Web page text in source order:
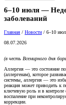
6–10 июля —
заболеваний
Главная / Новости / 6–10
08.07.2026
(в честь Всемирного дня
Аллергия — это состояние
(аллергенам), которое
системы, аллергия — это
реакция может приводить к
ключевую роль и в контроле
воспаление при
коррекции.